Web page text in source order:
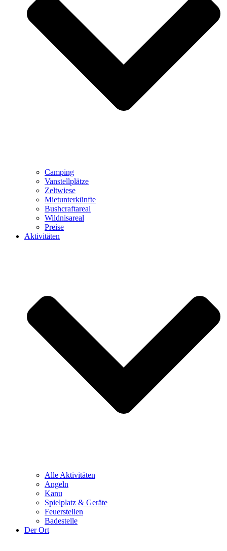
Camping
Vanstellplätze
Zeltwiese
Mietunterkünfte
Bushcraftareal
Wildnisareal
Preise
Aktivitäten
Alle Aktivitäten
Angeln
Kanu
Spielplatz & Geräte
Feuerstellen
Badestelle
Der Ort